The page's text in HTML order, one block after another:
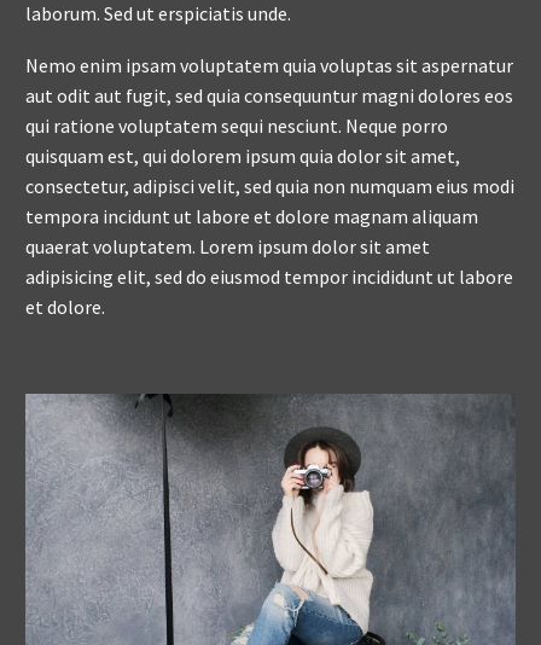
laborum. Sed ut erspiciatis unde.
Nemo enim ipsam voluptatem quia voluptas sit aspernatur
aut odit aut fugit, sed quia consequuntur magni dolores eos
qui ratione voluptatem sequi nesciunt. Neque porro
quisquam est, qui dolorem ipsum quia dolor sit amet,
consectetur, adipisci velit, sed quia non numquam eius modi
tempora incidunt ut labore et dolore magnam aliquam
quaerat voluptatem. Lorem ipsum dolor sit amet
adipisicing elit, sed do eiusmod tempor incididunt ut labore
et dolore.